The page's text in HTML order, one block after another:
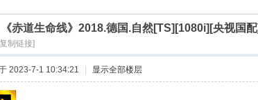
›
《赤道生命线》2018.德国.自然[TS][1080i][央视国
制链接]
2023-7-1 10:34:21 显示全部楼层